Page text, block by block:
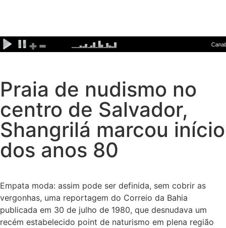
Praia de nudismo no
centro de Salvador,
Shangrilá marcou início
dos anos 80
Empata moda: assim pode ser definida, sem cobrir as
vergonhas, uma reportagem do Correio da Bahia
publicada em 30 de julho de 1980, que desnudava um
recém estabelecido point de naturismo em plena região